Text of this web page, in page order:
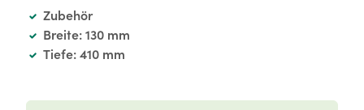
Zubehör
Breite: 130 mm
Tiefe: 410 mm